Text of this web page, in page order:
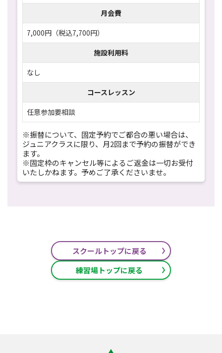
月会費
7,000円（税込7,700円）
施設利用料
なし
コースレッスン
任意参加要相談
※振替について、固定予約でご都合の悪い場合は、
ジュニアクラスに限り、月2回まで予約の振替ができ
ます。
※固定枠のキャンセル等によるご返金は一切お受付
いたしかねます。予めご了承くださいませ。
スクールトップに戻る
練習場トップに戻る